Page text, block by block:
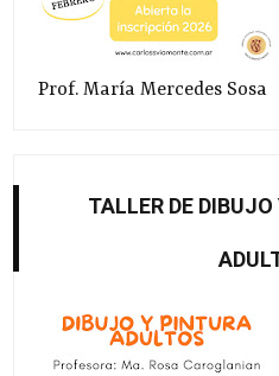
Prof. María Mercedes Sosa
TALLER DE